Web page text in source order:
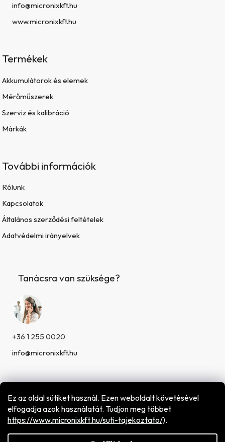
Ez az oldal sütiket használ. Ezen weboldalt követésével
elfogadja azok használatát. Tudjon meg többet
https://www.micronixkft.hu/suti-tajekoztato/).
info@micronixkft.hu
www.micronixkft.hu
Termékek
Akkumulátorok és elemek
Mérőműszerek
Szerviz és kalibráció
Márkák
További információk
Rólunk
Kapcsolatok
Általános szerződési feltételek
Adatvédelmi irányelvek
Tanácsra van szüksége?
+36 1 255 0020
info@micronixkft.hu
Shoptet készítette
Copyright 2026Micronix Hungary Kft.. Minden jog